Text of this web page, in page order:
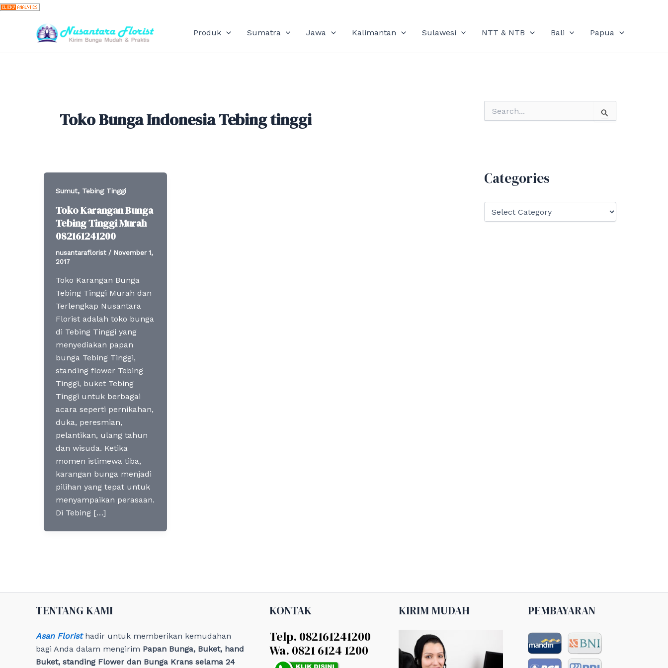
Skip
content
Produk Sumatra Jawa Kalimantan Sulawesi NTT & NTB Bali Papua
Toko Bunga Indonesia Tebing tinggi
Sumut, Tebing Tinggi
Toko Karangan Bunga
Tebing Tinggi Murah
082161241200
nusantaraflorist / November 1,
2017
Toko Karangan Bunga
Tebing Tinggi Murah dan
Terlengkap Nusantara
Florist adalah toko bunga
di Tebing Tinggi yang
menyediakan papan
bunga Tebing Tinggi,
standing flower Tebing
Tinggi, buket Tebing
Tinggi untuk berbagai
acara seperti pernikahan,
duka, peresmian,
pelantikan, ulang tahun
dan wisuda. Ketika
momen istimewa tiba,
karangan bunga menjadi
pilihan yang tepat untuk
menyampaikan perasaan.
Di Tebing […]
o
Categories
TENTANG KAMI
Asan Floristhadir untuk memberikan kemudahan
bagi Anda dalam mengirim Papan Bunga, Buket, hand
Buket, standing Flower dan Bunga Krans selama 24
KONTAK
Telp. 082161241200
Wa. 0821 6124 1200
KIRIM MUDAH PEMBAYARAN